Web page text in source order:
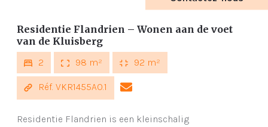
Residentie Flandrien – Wonen aan de voet
van de Kluisberg
2 98 m² 92 m²
Réf. VKR1455A0.1
Residentie Flandrien is een kleinschalig